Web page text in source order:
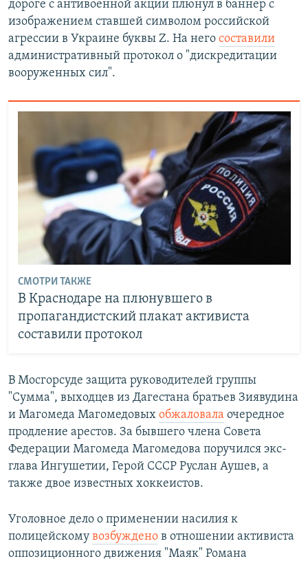
дороге с антивоенной акции плюнул в баннер с
изображением ставшей символом российской
агрессии в Украине буквы Z. На него составили
административный протокол о "дискредитации
вооруженных сил".
СМОТРИ ТАКЖЕ
В Краснодаре на плюнувшего в
пропагандистский плакат активиста
составили протокол
В Мосгорсуде защита руководителей группы
"Сумма", выходцев из Дагестана братьев Зиявудина
и Магомеда Магомедовых обжаловала очередное
продление арестов. За бывшего члена Совета
Федерации Магомеда Магомедова поручился экс-
глава Ингушетии, Герой СССР Руслан Аушев, а
также двое известных хоккеистов.
Уголовное дело о применении насилия к
полицейскому возбуждено в отношении активиста
оппозиционного движения "Маяк" Романа